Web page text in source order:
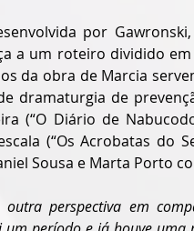
por
a um roteiro dividido
da obra de Marcia
dramaturgia de
(“O Diário de
(“Os Acrobatas do
Sousa e Marta Porto
perspectiva em